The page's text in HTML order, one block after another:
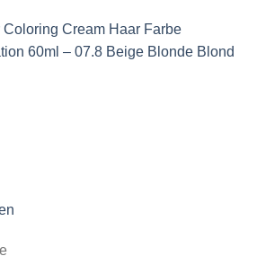
Cream Haar Farbe
60ml – 07.8 Beige Blonde Blond